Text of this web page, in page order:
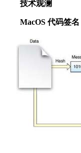
技术观澜
MacOS 代码签名